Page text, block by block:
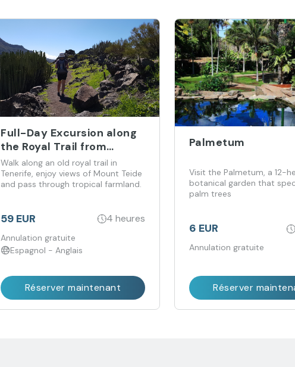
Full-Day Excursion along
the Royal Trail from
Santiago del Teide
Walk along an old royal trail in
Tenerife, enjoy views of Mount Teide
and pass through tropical farmland.
59 EUR 4 heures
Annulation gratuite
Espagnol - Anglais
Réserver maintenant
Palmetum
Visit the Palmetum, a 12-
botanical garden that
palm trees
6 EUR
Annulation gratuite
Réserver